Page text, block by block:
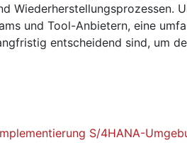
Wiederherstellungsprozessen.
und Tool-Anbietern, eine
entscheidend sind, um
S/4HANA-